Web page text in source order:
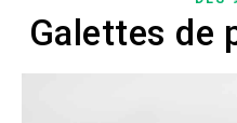
Galettes de